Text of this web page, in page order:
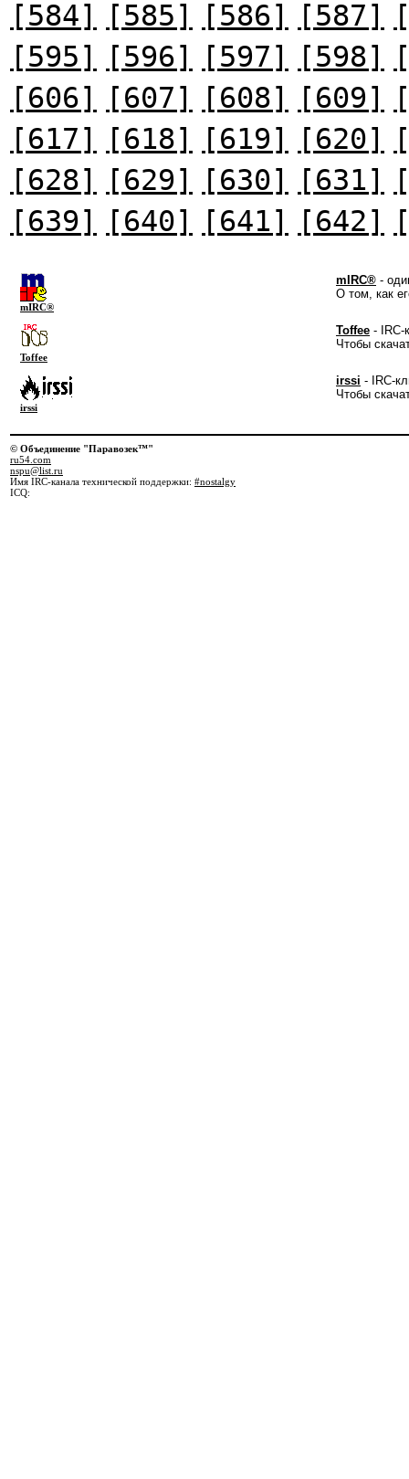
[584] [585] [586] [587]
[595]
[596] [597] [598]
[606]
[607] [608] [609]
[617]
[618] [619] [620]
[628]
[629] [630] [631]
[639]
[640] [641] [642]
mIRC®
mIRC® -
О том, как
Toffee
Toffee - IRC-
Чтобы
irssi
irssi - IRC-
Чтобы
© Объединение "Паравозек™"
ru54.com
nspu@list.ru
Имя IRC-канала технической поддержки: #nostalgy
ICQ: